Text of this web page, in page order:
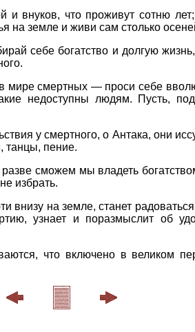
внуков, что проживут сотню лет;
на земле и живи сам столько
себе богатство и долгую
мире смертных — проси себе
недоступны людям. Пусть,
у смертного, о Антака, они
танцы, пение.
разве сможем мы владеть
избрать.
внизу на земле, станет
узнает и поразмыслит об
что включено в великом